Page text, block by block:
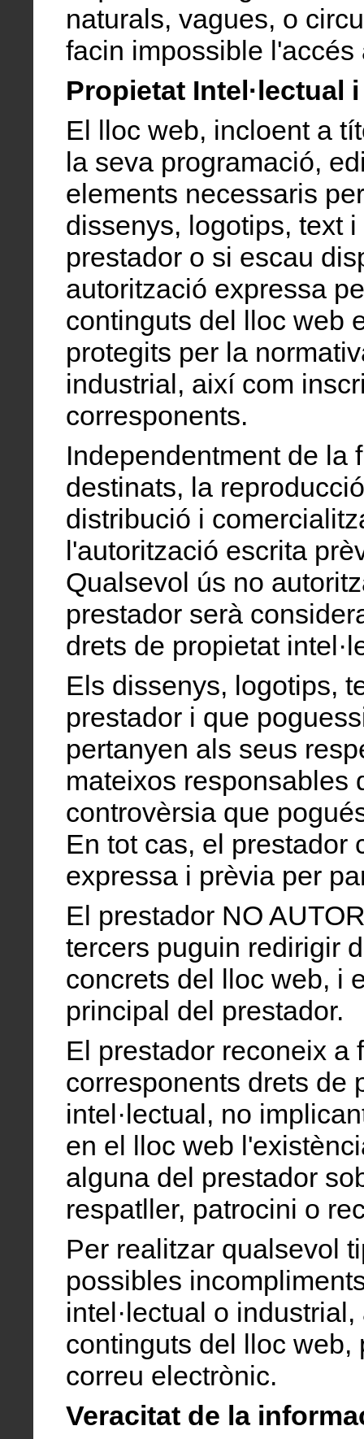
naturals, vagues, o
facin impossible
Propietat Intel·lectual
El lloc web, incloent a
la seva programació,
elements necessaris
dissenys, logotips, text
prestador o si escau
autorització expressa
continguts del lloc web
protegits per la
industrial, així com
corresponents.
Independentment de la
destinats, la
distribució i
l'autorització escrita
Qualsevol ús no
prestador serà
drets de propietat
Els dissenys, logotips,
prestador i que
pertanyen als seus
mateixos responsables
controvèrsia que
En tot cas, el prestador
expressa i prèvia per
El prestador NO
tercers puguin redirigir
concrets del lloc web, i
principal del prestador.
El prestador reconeix a
corresponents drets de
intel·lectual, no
en el lloc web
alguna del prestador
respatller, patrocini o
Per realitzar qualsevol
possibles
intel·lectual o
continguts del lloc web,
correu electrònic.
Veracitat de la